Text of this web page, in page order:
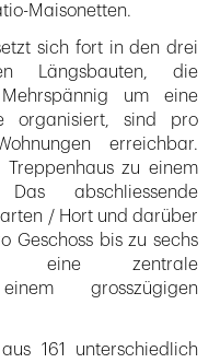
Maisonetten.
sich fort in den drei
Längsbauten, die
um eine
organisiert, sind pro
erreichbar.
zu einem
abschliessende
/ Hort und darüber
Geschoss bis zu sechs
eine zentrale
grosszügigen
161 unterschiedlich